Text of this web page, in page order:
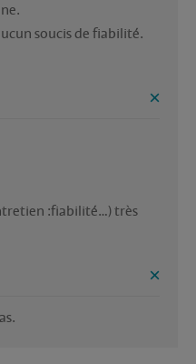
soucis de fiabilité.
:fiabilité…) très